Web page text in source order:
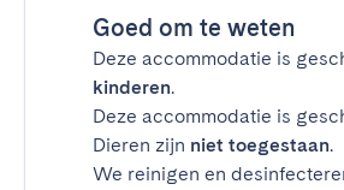
Goed om te weten
Deze accommodatie is
kinderen.
Deze accommodatie is
Dieren zijn niet toegestaan.
We reinigen en